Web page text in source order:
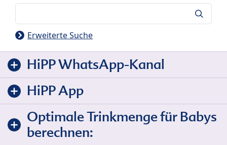
Erweiterte Suche
HiPP WhatsApp-Kanal
HiPP App
Optimale Trinkmenge für Babys
berechnen: